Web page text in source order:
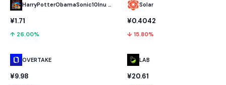
HarryPotterObamaSonic10Inu (ETH)
¥1.71
↑ 26.00%
OVERTAKE
¥9.98
Solar
¥0.4042
↓ 15.80%
LAB
¥20.61